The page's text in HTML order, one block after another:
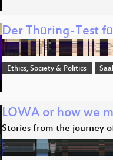
Der Thüring-Test
Ethics, Society & Politics
LOWA or how we
Stories from the journey